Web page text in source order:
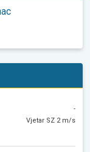
-
Vjetar SZ 2 m/s